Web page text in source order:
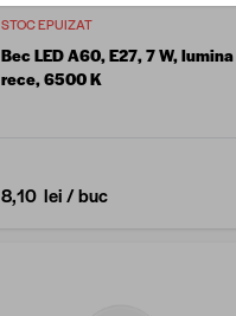
STOC EPUIZAT
Bec LED A60, E27, 7 W, lumina
rece, 6500 K
8,10 lei/ buc